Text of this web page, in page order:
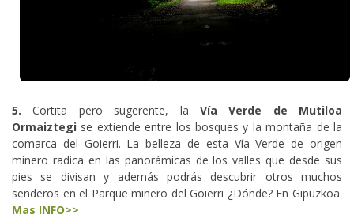
5. Cortita pero sugerente, la Vía Verde de Mutiloa
Ormaiztegi se extiende entre los bosques y la montaña de la
comarca del Goierri. La belleza de esta Vía Verde de origen
minero radica en las panorámicas de los valles que desde sus
pies se divisan y además podrás descubrir otros muchos
senderos en el Parque minero del Goierri ¿Dónde? En Gipuzkoa.
Mas INFO>>